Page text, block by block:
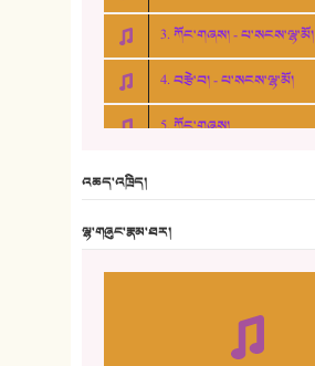
3. ཀོང་གཞས། - པ་སངས་ལྷ་མོ།
4. བརྩེ་བ། - པ་སངས་ལྷ་མོ།
5. ཀོང་གཞས།
10. ཆང་གཞས། ༣
འཆད་འཁྲིད།
ལྷ་གཞུང་རྣམ་ཐར།